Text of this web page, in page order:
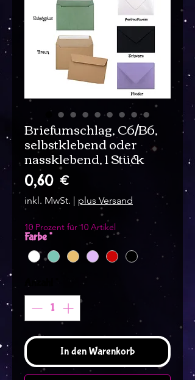
Briefumschlag, C6/B6,
selbstklebend oder
nassklebend, 1 Stück
0,60 €Preis
inkl. MwSt. | plus Versand
10 Prozent für 10 Artikel
Farbe*
Anzahl
In den Warenkorb